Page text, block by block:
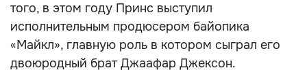
того, в этом году Принс выступил
исполнительным продюсером байопика
«Майкл», главную роль в котором сыграл его
двоюродный брат Джаафар Джексон.